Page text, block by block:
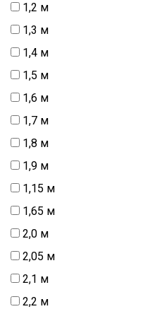
1,2 м
1,3 м
1,4 м
1,5 м
1,6 м
1,7 м
1,8 м
1,9 м
1,15 м
1,65 м
2,0 м
2,05 м
2,1 м
2,2 м